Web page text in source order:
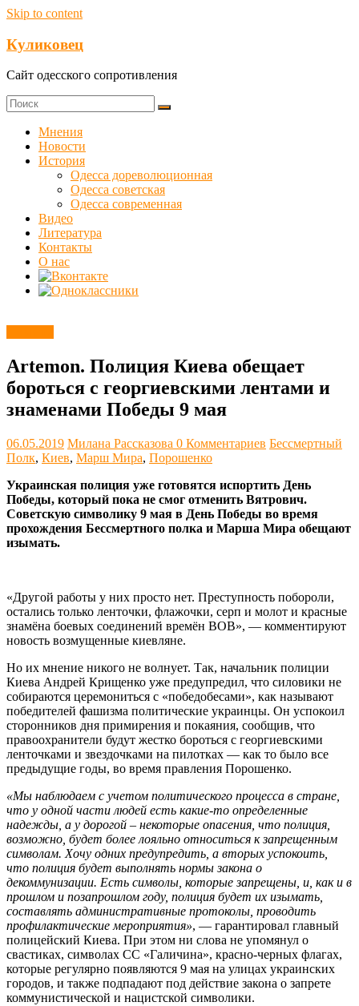
Skip to content
Куликовец
Сайт одесского сопротивления
Мнения
Новости
История
Одесса дореволюционная
Одесса советская
Одесса современная
Видео
Литература
Контакты
О нас
Artemon. Полиция Киева обещает
бороться с георгиевскими лентами и
знаменами Победы 9 мая
06.05.2019 Милана Рассказова 0 Комментариев Бессмертный
Полк, Киев, Марш Мира, Порошенко
Украинская полиция уже готовятся испортить День
Победы, который пока не смог отменить Вятрович.
Советскую символику 9 мая в День Победы во время
прохождения Бессмертного полка и Марша Мира обещают
изымать.
«Другой работы у них просто нет. Преступность побороли,
остались только ленточки, флажочки, серп и молот и красные
знамёна боевых соединений времён ВОВ», — комментируют
новость возмущенные киевляне.
Но их мнение никого не волнует. Так, начальник полиции
Киева Андрей Крищенко уже предупредил, что силовики не
собираются церемониться с «победобесами», как называют
победителей фашизма политические украинцы. Он успокоил
сторонников дня примирения и покаяния, сообщив, что
правоохранители будут жестко бороться с георгиевскими
ленточками и звездочками на пилотках — как то было все
предыдущие годы, во время правления Порошенко.
«Мы наблюдаем с учетом политического процесса в стране,
что у одной части людей есть какие-то определенные
надежды, а у дорогой – некоторые опасения, что полиция,
возможно, будет более лояльно относиться к запрещенным
символам. Хочу одних предупредить, а вторых успокоить,
что полиция будет выполнять нормы закона о
декоммунизации. Есть символы, которые запрещены, и, как и в
прошлом и позапрошлом году, полиция будет их изымать,
составлять административные протоколы, проводить
профилактические мероприятия», — гарантировал главный
полицейский Киева. При этом ни слова не упомянул о
свастиках, символах СС «Галичина», красно-черных флагах,
которые регулярно появляются 9 мая на улицах украинских
городов, и также подпадают под действие закона о запрете
коммунистической и нацистской символики.